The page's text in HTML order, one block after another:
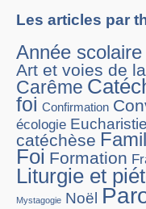
Les articles par
Année
Art et voies de
Carême
foi Confirmation
écologie Eucharistie
catéchèse
Foi Formation
Liturgie et
Mystagogie Noël